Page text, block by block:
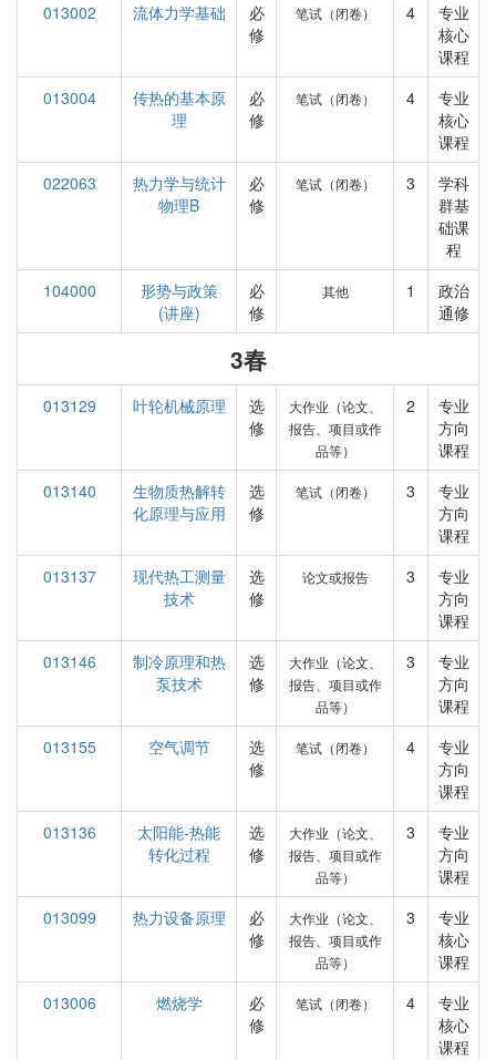
013002
流体力学基础
必
修
笔试（闭卷） 4
专业
核心
课程
013004
传热的基本原
理
必
修
笔试（闭卷） 4
专业
核心
课程
022063
热力学与统计
物理B
必
修
笔试（闭卷） 3
学科
群基
础课
程
104000
形势与政策
(讲座)
必
修
其他 1
政治
通修
3春
013129 叶轮机械原理
选
修
大作业（论文、
报告、项目或作
品等）
2
专业
方向
课程
013140
生物质热解转
化原理与应用
选
修
笔试（闭卷） 3
专业
方向
课程
013137
现代热工测量
技术
选
修
论文或报告 3
专业
方向
课程
013146
制冷原理和热
泵技术
选
修
大作业（论文、
报告、项目或作
品等）
3
专业
方向
课程
013155
空气调节
选
修
笔试（闭卷） 4
专业
方向
课程
013136
太阳能-热能
转化过程
选
修
大作业（论文、
报告、项目或作
品等）
3
专业
方向
课程
013099
热力设备原理
必
修
大作业（论文、
报告、项目或作
品等）
3
专业
核心
课程
013006
燃烧学
必
修
笔试（闭卷） 4
专业
核心
课程